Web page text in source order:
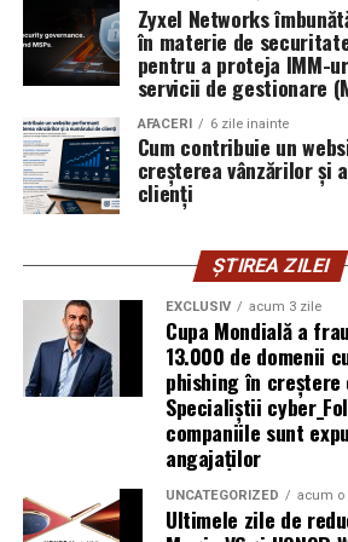
furnizor de hosting nu poate opri
introducă parola pe o pagină
vigilența utilizatorului rămâne
explică Horațiu Șimon, Chief
cyber_Folks România.
Subiectul a fost semnalat și de FBI,
informările din ultima lună
operațiuni de dezinformare.
Avertismentele publice s-au
asupra fanilor și infrastructurii
specialiștii atrag atenția că firmele
inclusiv atunci când nu au nicio
industria sportului, turismului sau
Atacurile sunt mai eficiente în
evenimentelor globale
Zyxel Networks
în materie de
pentru a proteja IMM-
servicii de gestionare
AFACERI 6 zile inainte
Cum contribuie un
creșterea vânzărilor și
clienți
ȘTIREA ZILEI
EXCLUSIV acum 3 zile
Cupa Mondială a
13.000 de domenii
phishing în
Specialiștii
companiile sunt
angajaților
UNCATEGORIZED acum o
Ultimele zile de